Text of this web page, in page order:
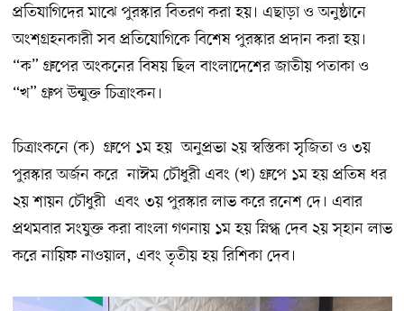
প্রতিযাগিদের মাঝে পুরস্কার বিতরণ করা হয়। এছাড়া ও অনুষ্ঠানে
অংশগ্রহনকারী সব প্রতিযোগিকে বিশেষ পুরস্কার প্রদান করা হয়।
“ক” গ্রুপের অংকনের বিষয় ছিল বাংলাদেশের জাতীয় পতাকা ও
“খ” গ্রুপ উন্মুক্ত চিত্রাংকন।
চিত্রাংকনে (ক) গ্রুপে ১ম হয় অনুপ্রভা ২য় স্বস্তিকা সৃজিতা ও ৩য়
পুরস্কার অর্জন করে নাঈম চৌধুরী এবং (খ) গ্রুপে ১ম হয় প্রতিষ ধর
২য় শায়ন চৌধুরী এবং ৩য় পুরস্কার লাভ করে রনেশ দে। এবার
প্রথমবার সংযুক্ত করা বাংলা গণনায় ১ম হয় স্নিগ্ধ দেব ২য় স্হান লাভ
করে নায়িফ নাওয়াল, এবং তৃতীয় হয় রিশিকা দেব।